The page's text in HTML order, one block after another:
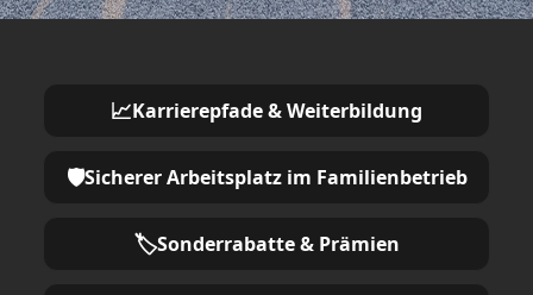
📈Karrierepfade & Weiterbildung
🛡️Sicherer Arbeitsplatz im Familienbetrieb
🏷️Sonderrabatte & Prämien